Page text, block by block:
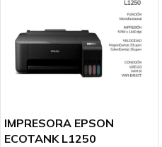
IMPRESORA EPSON
ECOTANK L1250